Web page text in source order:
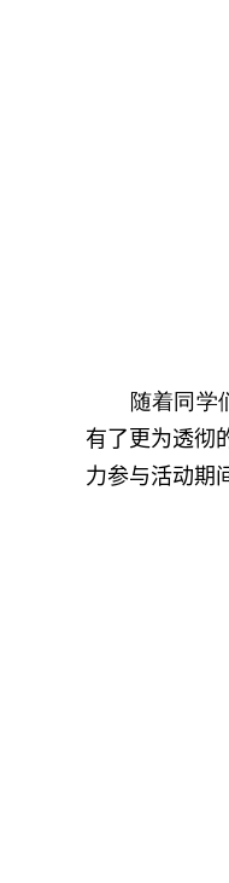
随着同学
有了更为透彻
力参与活动期